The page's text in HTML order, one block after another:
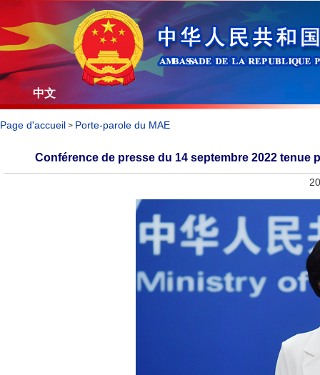
中文
Page d'accueil > Porte-parole du MAE
Conférence de presse du 14 septembre 2022 tenue